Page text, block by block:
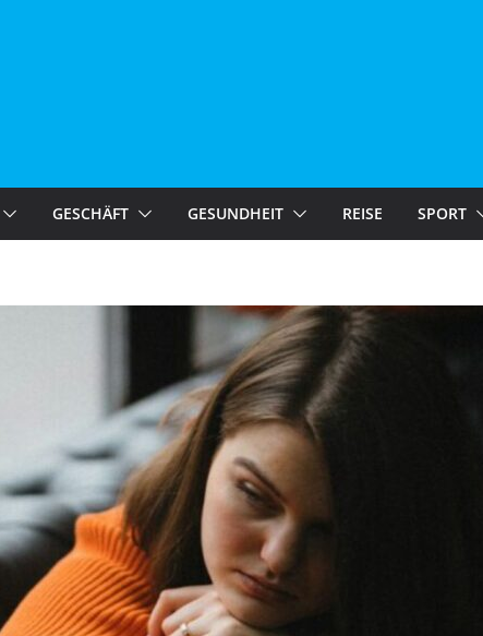
GESCHÄFT GESUNDHEIT REISE SPORT